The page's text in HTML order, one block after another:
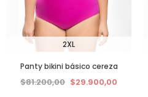
2XL
Panty bikini básico cereza
$81.200,00 $29.900,00